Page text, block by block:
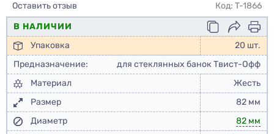
Оставить отзыв
Код: T-1866
В НАЛИЧИИ
Упаковка
20 шт.
Предназначение:
для стеклянных банок Твист-Офф
Материал
Жесть
Размер
82 мм
Диаметр
82 мм